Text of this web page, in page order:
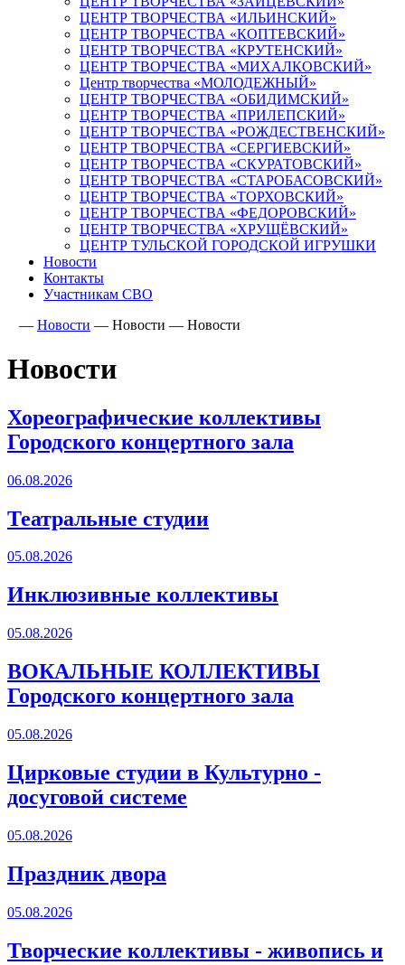
ЦЕНТР ТВОРЧЕСТВА «ИЛЬИНСКИЙ»
ЦЕНТР ТВОРЧЕСТВА «КОПТЕВСКИЙ»
ЦЕНТР ТВОРЧЕСТВА «КРУТЕНСКИЙ»
ЦЕНТР ТВОРЧЕСТВА «МИХАЛКОВСКИЙ»
Центр творчества «МОЛОДЕЖНЫЙ»
ЦЕНТР ТВОРЧЕСТВА «ОБИДИМСКИЙ»
ЦЕНТР ТВОРЧЕСТВА «ПРИЛЕПСКИЙ»
ЦЕНТР ТВОРЧЕСТВА «РОЖДЕСТВЕНСКИЙ»
ЦЕНТР ТВОРЧЕСТВА «СЕРГИЕВСКИЙ»
ЦЕНТР ТВОРЧЕСТВА «СКУРАТОВСКИЙ»
ЦЕНТР ТВОРЧЕСТВА «СТАРОБАСОВСКИЙ»
ЦЕНТР ТВОРЧЕСТВА «ТОРХОВСКИЙ»
ЦЕНТР ТВОРЧЕСТВА «ФЕДОРОВСКИЙ»
ЦЕНТР ТВОРЧЕСТВА «ХРУЩЁВСКИЙ»
ЦЕНТР ТУЛЬСКОЙ ГОРОДСКОЙ ИГРУШКИ
Новости
Контакты
Участникам СВО
— Новости — Новости — Новости
Новости
Хореографические коллективы
Городского концертного зала
06.08.2026
Театральные студии
05.08.2026
Инклюзивные коллективы
05.08.2026
ВОКАЛЬНЫЕ КОЛЛЕКТИВЫ
Городского концертного зала
05.08.2026
Цирковые студии в Культурно -
досуговой системе
05.08.2026
Праздник двора
05.08.2026
Творческие коллективы - живопись и